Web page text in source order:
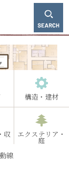
構造・建材
収 エクステリア・
庭
線